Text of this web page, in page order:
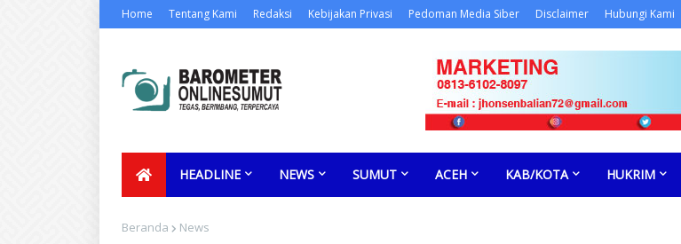
Home Tentang Kami Redaksi Kebijakan Privasi Pedoman Media Siber Disclaimer Hubungi Kami
HEADLINE NEWS SUMUT ACEH KAB/KOTA HUKRIM
Beranda News